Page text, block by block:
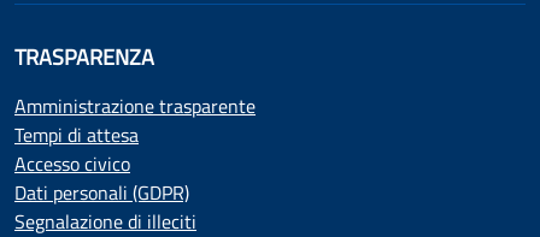
TRASPARENZA
Amministrazione trasparente
Tempi di attesa
Accesso civico
Dati personali (GDPR)
Segnalazione di illeciti